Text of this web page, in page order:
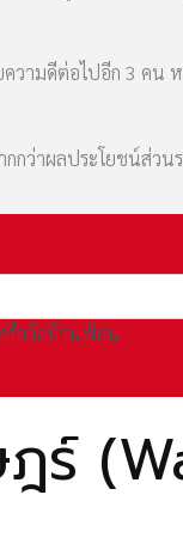
วามดีต่อไปอีก 3 คน
ว่าผลประโยชน์ส่
รือวัดบ้านฟ่อน
ร์